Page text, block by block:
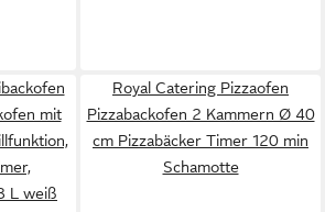
mit
L weiß
Royal Catering Pizzaofen
Pizzabackofen 2 Kammern Ø 40
cm Pizzabäcker Timer 120 min
Schamotte